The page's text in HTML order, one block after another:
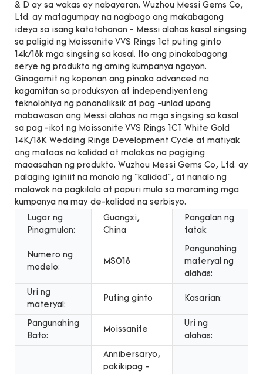
& D ay sa wakas ay nabayaran. Wuzhou Messi Gems Co,
Ltd. ay matagumpay na nagbago ang makabagong
ideya sa isang katotohanan - Messi alahas kasal singsing
sa paligid ng Moissanite VVS Rings 1ct puting ginto
14k/18k mga singsing sa kasal. Ito ang pinakabagong
serye ng produkto ng aming kumpanya ngayon.
Ginagamit ng koponan ang pinaka advanced na
kagamitan sa produksyon at independiyenteng
teknolohiya ng pananaliksik at pag -unlad upang
mabawasan ang Messi alahas na mga singsing sa kasal
sa pag -ikot ng Moissanite VVS Rings 1CT White Gold
14K/18K Wedding Rings Development Cycle at matiyak
ang mataas na kalidad at malakas na pagiging
maaasahan ng produkto. Wuzhou Messi Gems Co, Ltd. ay
palaging iginiit na manalo ng "kalidad", at nanalo ng
malawak na pagkilala at papuri mula sa maraming mga
kumpanya na may de-kalidad na serbisyo.
Lugar ng
Pinagmulan:
Guangxi,
China
Pangalan ng
tatak:
Numero ng
modelo:
MS018
Pangunahing
materyal ng
alahas:
Uri ng
materyal:
Puting ginto Kasarian:
Pangunahing
Bato:
Moissanite
Uri ng
alahas:
Annibersaryo,
pakikipag -